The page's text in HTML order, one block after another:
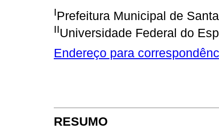
IPrefeitura Municipal de
IIUniversidade Federal do
Endereço para
RESUMO